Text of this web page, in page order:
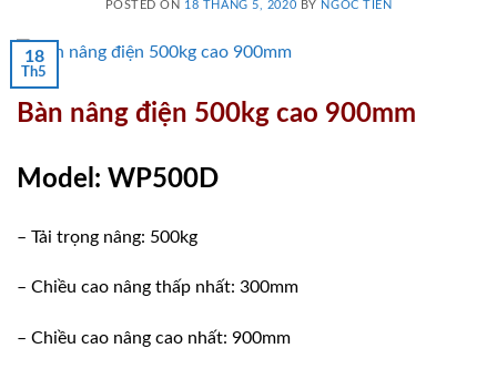
POSTED ON 18 THÁNG 5, 2020 BY NGOC TIEN
18
Th5
Bàn nâng điện 500kg cao 900mm
Model: WP500D
– Tải trọng nâng: 500kg
– Chiều cao nâng thấp nhất: 300mm
– Chiều cao nâng cao nhất: 900mm